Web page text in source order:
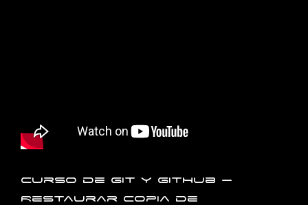
Curso de Git y GitHub –
Restaurar copia de